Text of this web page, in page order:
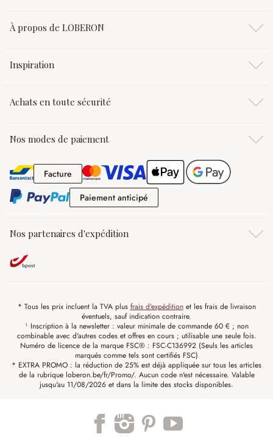
À propos de LOBERON
Inspiration
Achats en toute sécurité
Nos modes de paiement
FactureFacture
Paiement anticipé
Nos partenaires d'expédition
* Tous les prix incluent la TVA plus frais d'expéditionet les frais de livraison
éventuels, sauf indication contraire.
¹ Inscription à la newsletter : valeur minimale de commande 60 € ; non
combinable avec d'autres codes et offres en cours ; utilisable une seule fois.
Numéro de licence de la marque FSC® : FSC-C136992 (Seuls les articles
marqués comme tels sont certifiés FSC)
* EXTRA PROMO : la réduction de 25% est déjà appliquée sur tous les articles
de la rubrique loberon.be/fr/Promo/. Aucun code n'est nécessaire. Valable
jusqu'au 11/08/2026 et dans la limite des stocks disponibles.